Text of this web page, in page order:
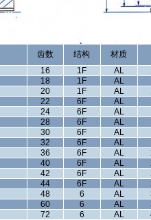
齿数 结构
材质
16 1F AL
18 1F AL
20 1F AL
22 6F AL
24 6F AL
28 6F AL
30 6F
AL
32 6F
AL
36 6F AL
40 6F AL
42 6F AL
44 6F AL
48 6 AL
60 6 AL
72 6 AL